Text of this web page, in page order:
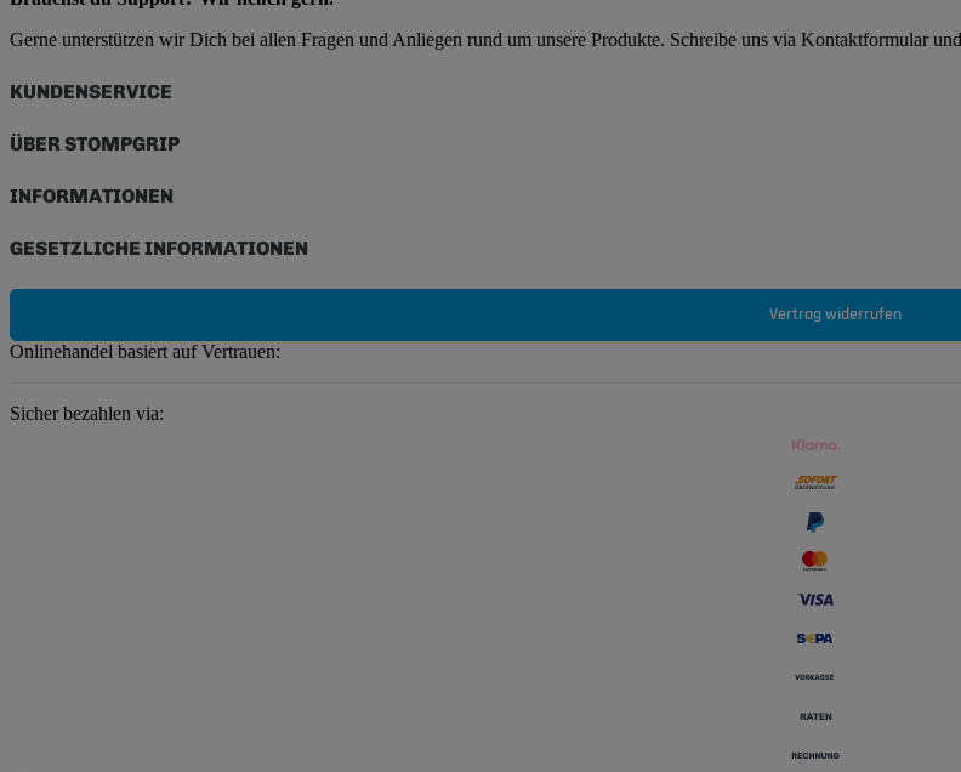
Gerne unterstützen wir Dich bei allen Fragen und Anliegen rund um unsere Produkte. Schreibe uns via Kontaktformular
KUNDENSERVICE
ÜBER STOMPGRIP
INFORMATIONEN
GESETZLICHE INFORMATIONEN
Vertrag widerrufen
Onlinehandel basiert auf Vertrauen:
Sicher bezahlen via: